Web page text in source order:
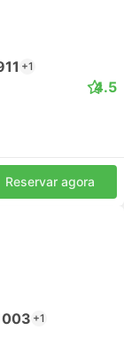
+1
4.5
Reservar agora
+1